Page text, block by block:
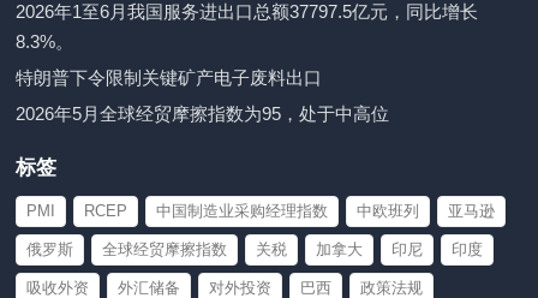
2026年1至6月我国服务进出口总额37797.5亿元，同比增长
8.3%。
特朗普下令限制关键矿产电子废料出口
2026年5月全球经贸摩擦指数为95，处于中高位
标签
PMI RCEP 中国制造业采购经理指数 中欧班列 亚马逊
俄罗斯 全球经贸摩擦指数 关税 加拿大 印尼 印度
吸收外资 外汇储备 对外投资 巴西 政策法规